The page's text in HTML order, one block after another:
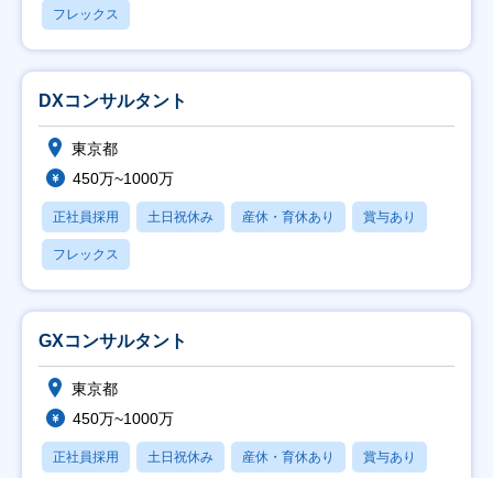
フレックス
DXコンサルタント
東京都
450万~1000万
正社員採用 土日祝休み 産休・育休あり 賞与あり
フレックス
GXコンサルタント
東京都
450万~1000万
正社員採用 土日祝休み 産休・育休あり 賞与あり